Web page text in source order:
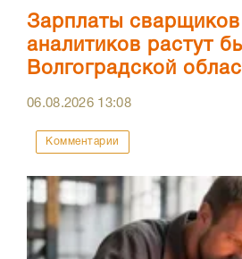
Зарплаты сварщиков
аналитиков растут
Волгоградской
06.08.2026 13:08
Комментарии